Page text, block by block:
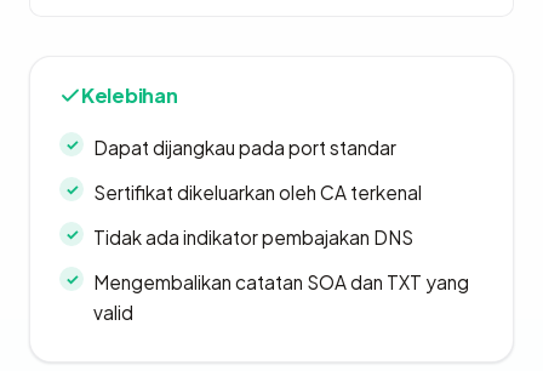
Kelebihan
Dapat dijangkau pada port standar
Sertifikat dikeluarkan oleh CA terkenal
Tidak ada indikator pembajakan DNS
Mengembalikan catatan SOA dan TXT yang
valid